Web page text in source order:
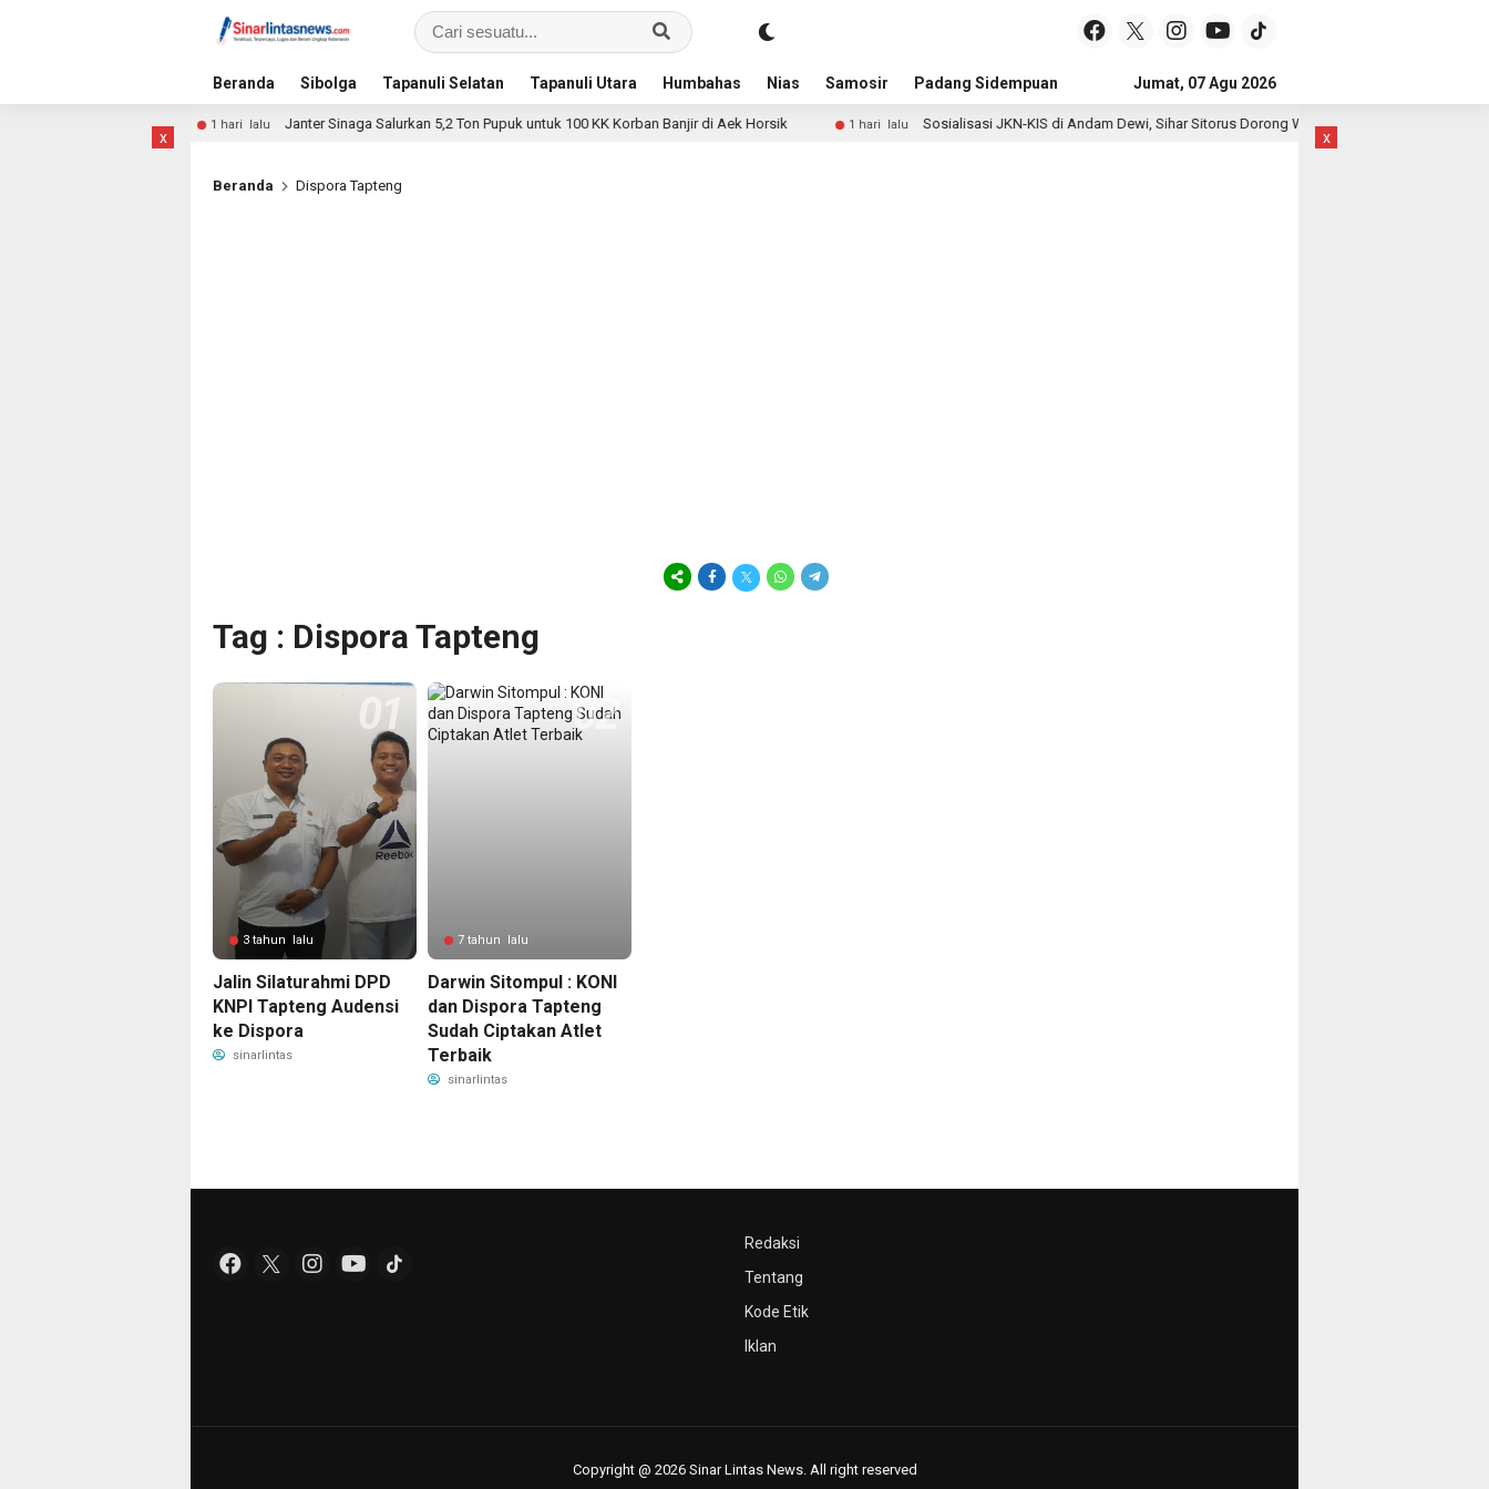
Beranda Sibolga Tapanuli Selatan Tapanuli Utara Humbahas Nias Samosir Padang Sidempuan Subulussalam Mandailing Natal
Jumat, 07 Agu 2026
x
1 hari lalu Janter Sinaga Salurkan 5,2 Ton Pupuk untuk 100 KK Korban Banjir di Aek Horsik 1 hari lalu Sosialisasi JKN-KIS di Andam Dewi, Sihar Sitorus Dorong Warga Segera Daftar BPJS
Beranda Dispora Tapteng
Tag : Dispora Tapteng
3 tahun lalu
Jalin Silaturahmi DPD
KNPI Tapteng Audensi
ke Dispora
sinarlintas
7 tahun lalu
Darwin Sitompul : KONI
dan Dispora Tapteng
Sudah Ciptakan Atlet
Terbaik
sinarlintas
x
Redaksi
Tentang
Kode Etik
Iklan
Copyright @ 2026 Sinar Lintas News. All right reserved